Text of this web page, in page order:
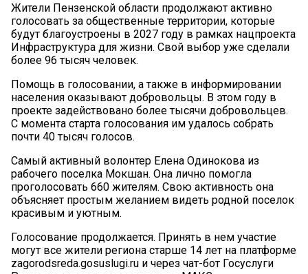
Жители Пензенской области продолжают активно
голосовать за общественные территории, которые
будут благоустроены в 2027 году в рамках нацпроекта
Инфраструктура для жизни. Свой выбор уже сделали
более 96 тысяч человек.
Помощь в голосовании, а также в информировании
населения оказывают добровольцы. В этом году в
проекте задействовано более тысячи добровольцев.
С момента старта голосования им удалось собрать
почти 40 тысяч голосов.
Самый активный волонтер Елена Одинокова из
рабочего поселка Мокшан. Она лично помогла
проголосовать 660 жителям. Свою активность она
объясняет простым желанием видеть родной поселок
красивым и уютным.
Голосование продолжается. Принять в нем участие
могут все жители региона старше 14 лет на платформе
zagorodsreda.gosuslugi.ru и через чат-бот Госуслуги